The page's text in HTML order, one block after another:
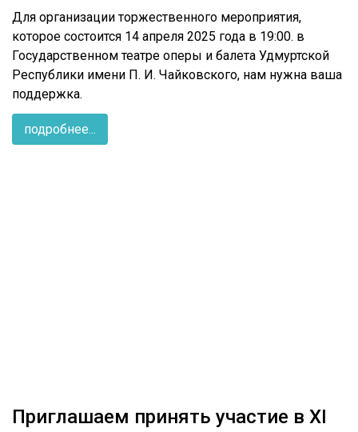
Для организации торжественного мероприятия,
которое состоится 14 апреля 2025 года в 19:00. в
Государственном театре оперы и балета Удмуртской
Республики имени П. И. Чайковского, нам нужна ваша
поддержка.
подробнее...
Приглашаем принять участие в XI